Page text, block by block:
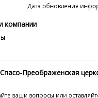
Дата обновления
компании
Преображенская
ваши вопросы или